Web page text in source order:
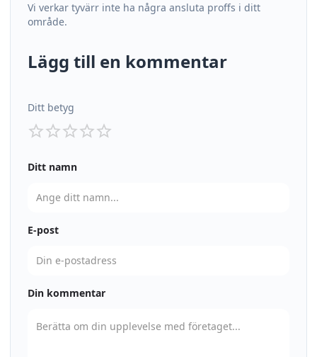
Vi verkar tyvärr inte ha några ansluta proffs i ditt
område.
Lägg till en kommentar
Ditt betyg
Ditt namn
E-post
Din kommentar